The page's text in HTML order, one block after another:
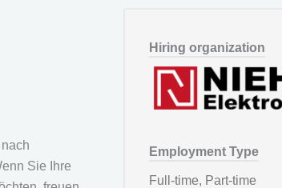
Sie Ihre
Hiring organization
Employment Type
Full-time, Part-time